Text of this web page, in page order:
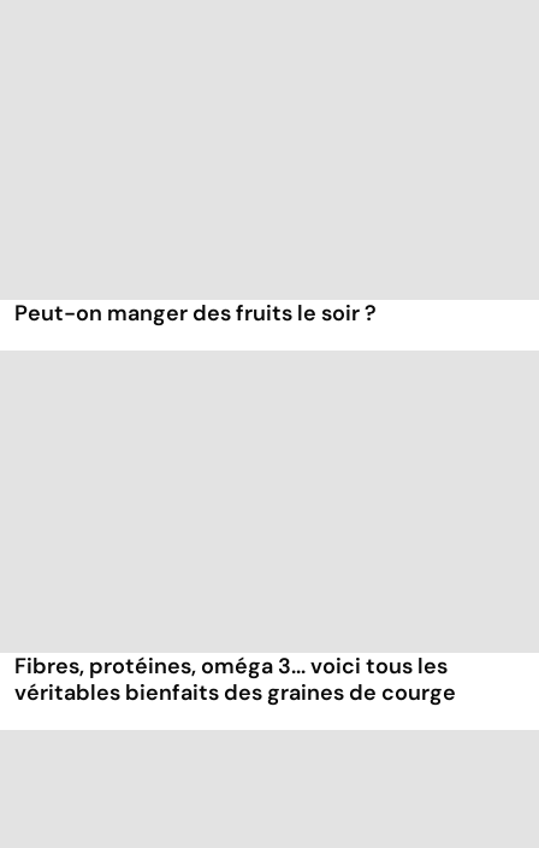
Peut-on manger des fruits le soir ?
Fibres, protéines, oméga 3... voici tous les
véritables bienfaits des graines de courge